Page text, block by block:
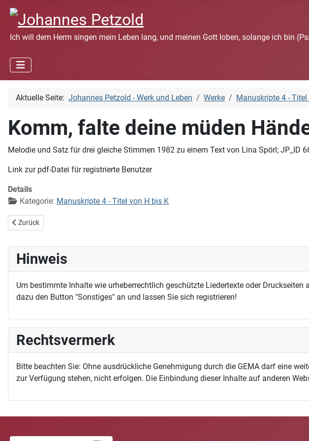
Ich will dem Herrn singen mein Leben lang, und meinen Gott loben, solange ich bin
Aktuelle Seite: Johannes Petzold - Werk und Leben Werke Manuskripte 4 -
Komm, falte deine müden
Melodie und Satz für drei gleiche Stimmen 1982 zu einem Text von Lina Spörl; JP_ID
Link zur pdf-Datei für registrierte Benutzer
Details
Kategorie: Manuskripte 4 - Titel von H bis K
Vorheriger Beitrag: Komm zu uns, Herr, im Schöpferwort
Zurück
Hinweis
Um bestimmte Inhalte wie urheberrechtlich geschützte Liedertexte oder
dazu den Button "Sonstiges" an und lassen Sie sich registrieren!
Rechtsvermerk
Bitte beachten Sie: Ohne ausdrückliche Genehmigung durch die GEMA darf eine
zur Verfügung stehen, nicht erfolgen. Die Einbindung dieser Inhalte auf anderen